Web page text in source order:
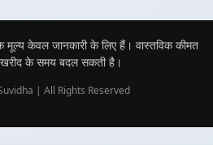
मूल्य केवल जानकारी के लिए हैं। वास्तविक कीमत
के समय बदल सकती है।
| All Rights Reserved